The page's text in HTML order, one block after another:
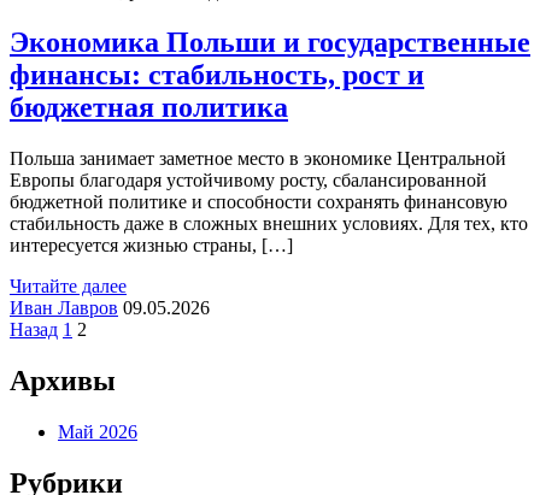
Экономика Польши и государственные
финансы: стабильность, рост и
бюджетная политика
Польша занимает заметное место в экономике Центральной
Европы благодаря устойчивому росту, сбалансированной
бюджетной политике и способности сохранять финансовую
стабильность даже в сложных внешних условиях. Для тех, кто
интересуется жизнью страны, […]
Читайте далее
Иван Лавров 09.05.2026
Пагинация
записей
Назад 1 2
Архивы
Май 2026
Рубрики